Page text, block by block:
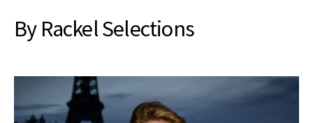
By Rackel Selections